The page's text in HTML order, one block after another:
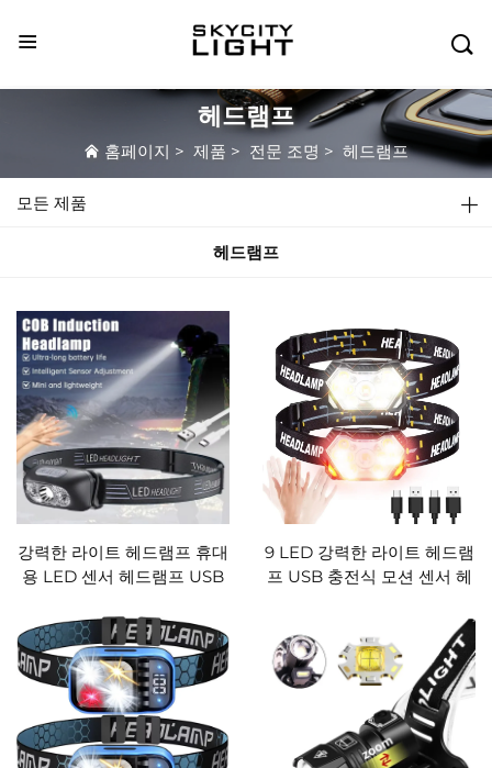

헤드램프
홈페이지 > 제품 > 전문 조명 > 헤드램프
모든 제품
헤드램프
강력한 라이트 헤드램프 휴대
용 LED 센서 헤드램프 USB
외 캠핑 낚시 비상 랜턴
9 LED 강력한 라이트 헤드램
프 USB 충전식 모션 센서 헤
야외 헤드 램프 작업 플래시
라이트